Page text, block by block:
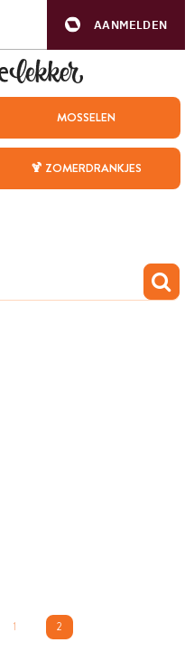
AANMELDEN
MOSSELEN
🍹 ZOMERDRANKJES
1 2